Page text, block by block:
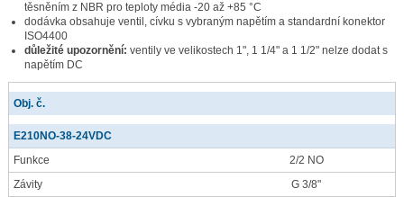
těsněním z NBR pro teploty média -20 až +85 °C
dodávka obsahuje ventil, cívku s vybraným napětím a standardní konektor
ISO4400
důležité upozornění: ventily ve velikostech 1", 1 1/4" a 1 1/2" nelze dodat s
napětím DC
Obj. č.
E210NO-38-24VDC
Funkce
2/2 NO
Závity
G 3/8"